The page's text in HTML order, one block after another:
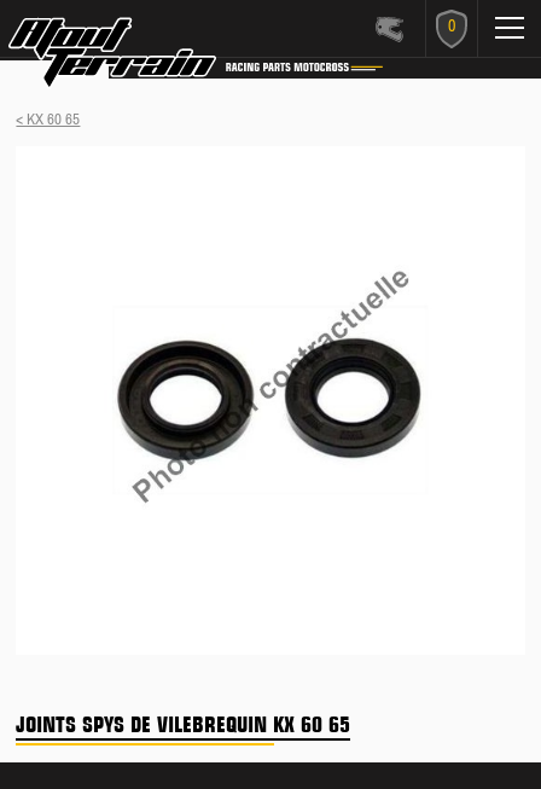
0
< KX 60 65
JOINTS SPYS DE VILEBREQUIN KX 60 65